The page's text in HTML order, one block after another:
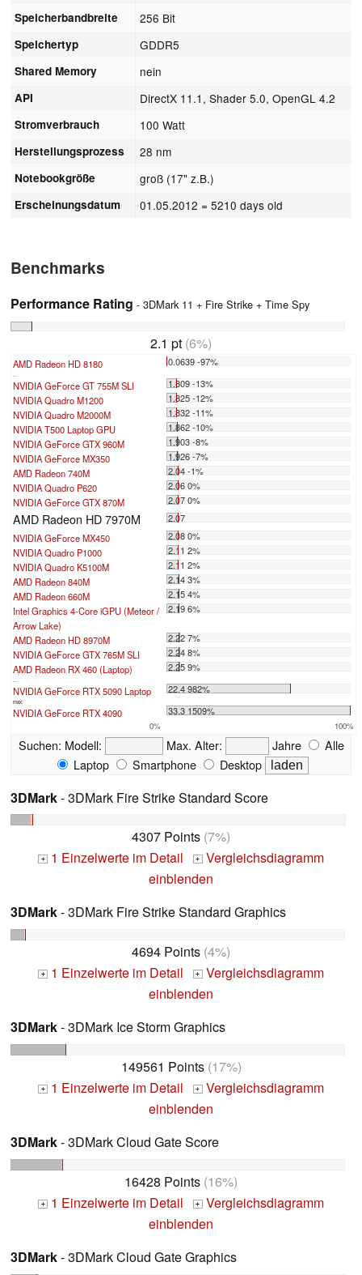
Speicherbandbreite 256 Bit
Speichertyp GDDR5
Shared Memory nein
API DirectX 11.1, Shader 5.0, OpenGL 4.2
Stromverbrauch 100 Watt
Herstellungsprozess 28 nm
Notebookgröße groß (17" z.B.)
Erscheinungsdatum 01.05.2012 = 5210 days old
Benchmarks
Performance Rating - 3DMark 11 + Fire Strike + Time Spy
2.1 pt (6%)
AMD Radeon HD 8180 0.0639 -97%
NVIDIA GeForce GT 755M SLI
1.809 -13%
NVIDIA Quadro M1200
1.825 -12%
NVIDIA Quadro M2000M
1.832 -11%
NVIDIA T500 Laptop GPU
1.862 -10%
NVIDIA GeForce GTX 960M
1.903 -8%
NVIDIA GeForce MX350
1.926 -7%
AMD Radeon 740M
2.04 -1%
NVIDIA Quadro P620
2.06 0%
NVIDIA GeForce GTX 870M
2.07 0%
AMD Radeon HD 7970M
2.07
NVIDIA GeForce MX450
2.08 0%
NVIDIA Quadro P1000
2.11 2%
NVIDIA Quadro K5100M
2.11 2%
AMD Radeon 840M
2.14 3%
AMD Radeon 660M
2.15 4%
Intel Graphics 4-Core iGPU (Meteor /
Arrow Lake)
2.19 6%
AMD Radeon HD 8970M
2.22 7%
NVIDIA GeForce GTX 765M SLI
2.24 8%
AMD Radeon RX 460 (Laptop)
2.25 9%
NVIDIA GeForce RTX 5090 Laptop 22.4 982%
max:
NVIDIA GeForce RTX 4090 33.3 1509%
0% 100%
Suchen: Modell: Max. Alter: Jahre
Alle
Laptop
Smartphone Desktop
3DMark- 3DMark Fire Strike Standard Score
4307 Points (7%)
+ 1 Einzelwerte im Detail + Vergleichsdiagramm
einblenden
3DMark- 3DMark Fire Strike Standard Graphics
4694 Points (4%)
+ 1 Einzelwerte im Detail + Vergleichsdiagramm
einblenden
3DMark- 3DMark Ice Storm Graphics
149561 Points(17%)
+ 1 Einzelwerte im Detail + Vergleichsdiagramm
einblenden
3DMark- 3DMark Cloud Gate Score
16428 Points (16%)
+ 1 Einzelwerte im Detail + Vergleichsdiagramm
einblenden
3DMark- 3DMark Cloud Gate Graphics